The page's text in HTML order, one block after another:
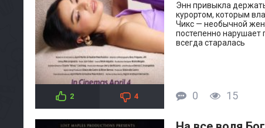
Энн привыкла
курортом, которым
Чикс — необычной
постепенно нарушает
всегда старалась
2 4 0 15